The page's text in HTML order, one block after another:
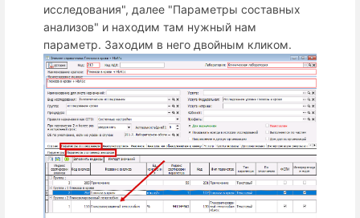
исследования", далее "Параметры составных
анализов" и находим там нужный нам
параметр. Заходим в него двойным кликом.